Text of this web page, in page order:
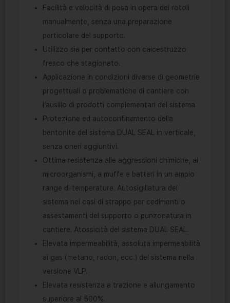
Facilità e velocità di posa in opera dei rotoli
manualmente, senza una preparazione
particolare del supporto.
Utilizzo sia per contatto con calcestruzzo
fresco che stagionato.
Applicazione in condizioni diverse di geometrie
progettuali o problematiche di cantiere con
l’ausilio di prodotti complementari del sistema.
Protezione ed autoconfinamento della
bentonite del sistema DUAL SEAL in verticale,
senza oneri aggiuntivi.
Ottima resistenza alle aggressioni chimiche, ai
microorganismi, a muffe e batteri in un ampio
range di temperature. Autosigillatura del
sistema nei casi di strappo per cedimenti o
assestamenti del supporto o punzonatura in
cantiere. Atossicità del sistema DUAL SEAL.
Elevata impermeabilità, assoluta impermeabilità
ai gas (metano, radon, ecc.) del sistema nella
versione VLP.
Elevata resistenza a trazione e allungamento
superiore al 500%.